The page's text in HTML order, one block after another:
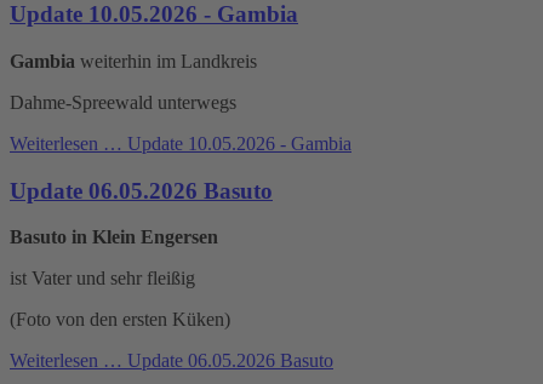
Update 10.05.2026 - Gambia
Gambia weiterhin im Landkreis
Dahme-Spreewald unterwegs
Weiterlesen … Update 10.05.2026 - Gambia
Update 06.05.2026 Basuto
Basuto in Klein Engersen
ist Vater und sehr fleißig
(Foto von den ersten Küken)
Weiterlesen … Update 06.05.2026 Basuto